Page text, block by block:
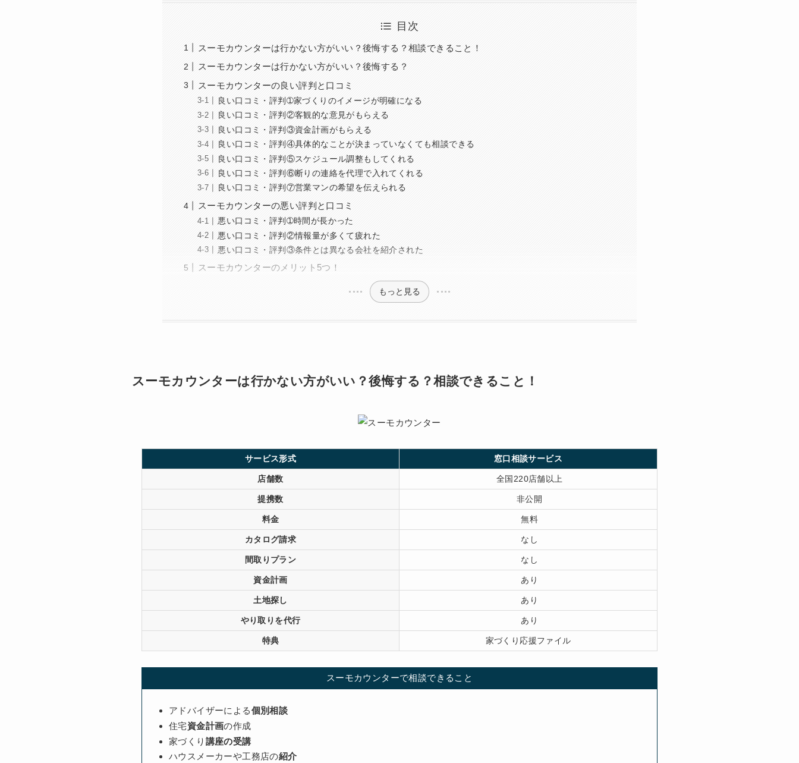
目次
スーモカウンターは行かない方がいい？後悔する？相談できること！
スーモカウンターは行かない方がいい？後悔する？
スーモカウンターの良い評判と口コミ
良い口コミ・評判➀家づくりのイメージが明確になる
良い口コミ・評判②客観的な意見がもらえる
良い口コミ・評判③資金計画がもらえる
良い口コミ・評判④具体的なことが決まっていなくても相談できる
良い口コミ・評判⑤スケジュール調整もしてくれる
良い口コミ・評判⑥断りの連絡を代理で入れてくれる
良い口コミ・評判⑦営業マンの希望を伝えられる
スーモカウンターの悪い評判と口コミ
悪い口コミ・評判➀時間が長かった
悪い口コミ・評判②情報量が多くて疲れた
悪い口コミ・評判③条件とは異なる会社を紹介された
スーモカウンターのメリット5つ！
もっと見る
スーモカウンターは行かない方がいい？後悔する？相談できること！
サービス形式 窓口相談サービス
店舗数 全国220店舗以上
提携数 非公開
料金 無料
カタログ請求 なし
間取りプラン なし
資金計画 あり
土地探し あり
やり取りを代行 あり
特典 家づくり応援ファイル
スーモカウンターで相談できること
アドバイザーによる個別相談
住宅資金計画の作成
家づくり 講座の受講
ハウスメーカーや工務店の紹介